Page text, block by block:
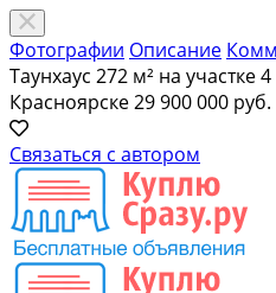
Фотографии Описание
Таунхаус 272 м² на участке
Красноярске29 900 000 руб.
Связаться с автором